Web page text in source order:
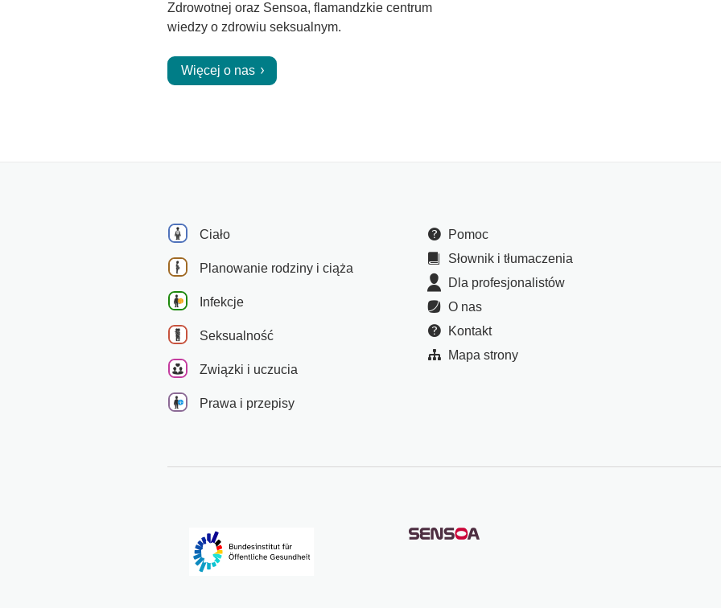
Zdrowotnej oraz Sensoa, flamandzkie centrum
wiedzy o zdrowiu seksualnym.
Więcej o nas
Ciało
Planowanie rodziny i ciąża
Infekcje
Seksualność
Związki i uczucia
Prawa i przepisy
Pomoc
Słownik i tłumaczenia
Dla profesjonalistów
O nas
Kontakt
Mapa strony